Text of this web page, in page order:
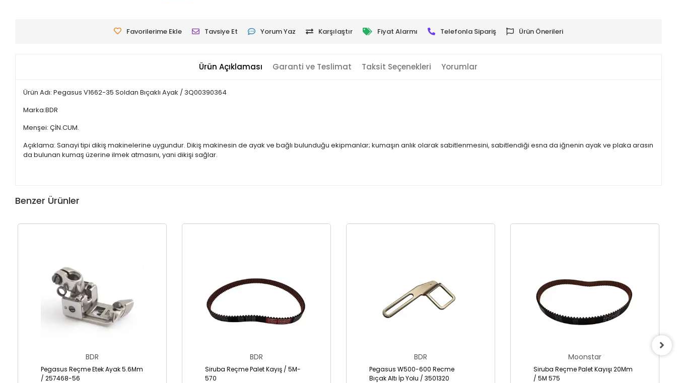
Favorilerime Ekle Tavsiye Et Yorum Yaz Karşılaştır Fiyat Alarmı Telefonla Sipariş Ürün Önerileri
Ürün Açıklaması Garanti ve Teslimat Taksit Seçenekleri Yorumlar
Ürün Adı: Pegasus V1662-35 Soldan Bıçaklı Ayak / 3Q00390364
Marka:BDR
Menşei: ÇİN.CUM.
Açıklama: Sanayi tipi dikiş makinelerine uygundur. Dikiş makinesin de ayak ve bağlı bulunduğu ekipmanlar; kumaşın anlık olarak sabitlenmesini, sabitlendiği esna da iğnenin ayak ve plaka arasın
da bulunan kumaş üzerine ilmek atmasını, yani dikişi sağlar.
Benzer Ürünler
BDR
Pegasus Reçme Etek Ayak 5.6Mm
/ 257468-56
BDR
Siruba Reçme Palet Kayış / 5M-
570
BDR
Pegasus W500-600 Recme
Bıçak Altı İp Yolu / 3501320
Moonstar
Siruba Reçme Palet Kayışı 20Mm
/ 5M 575